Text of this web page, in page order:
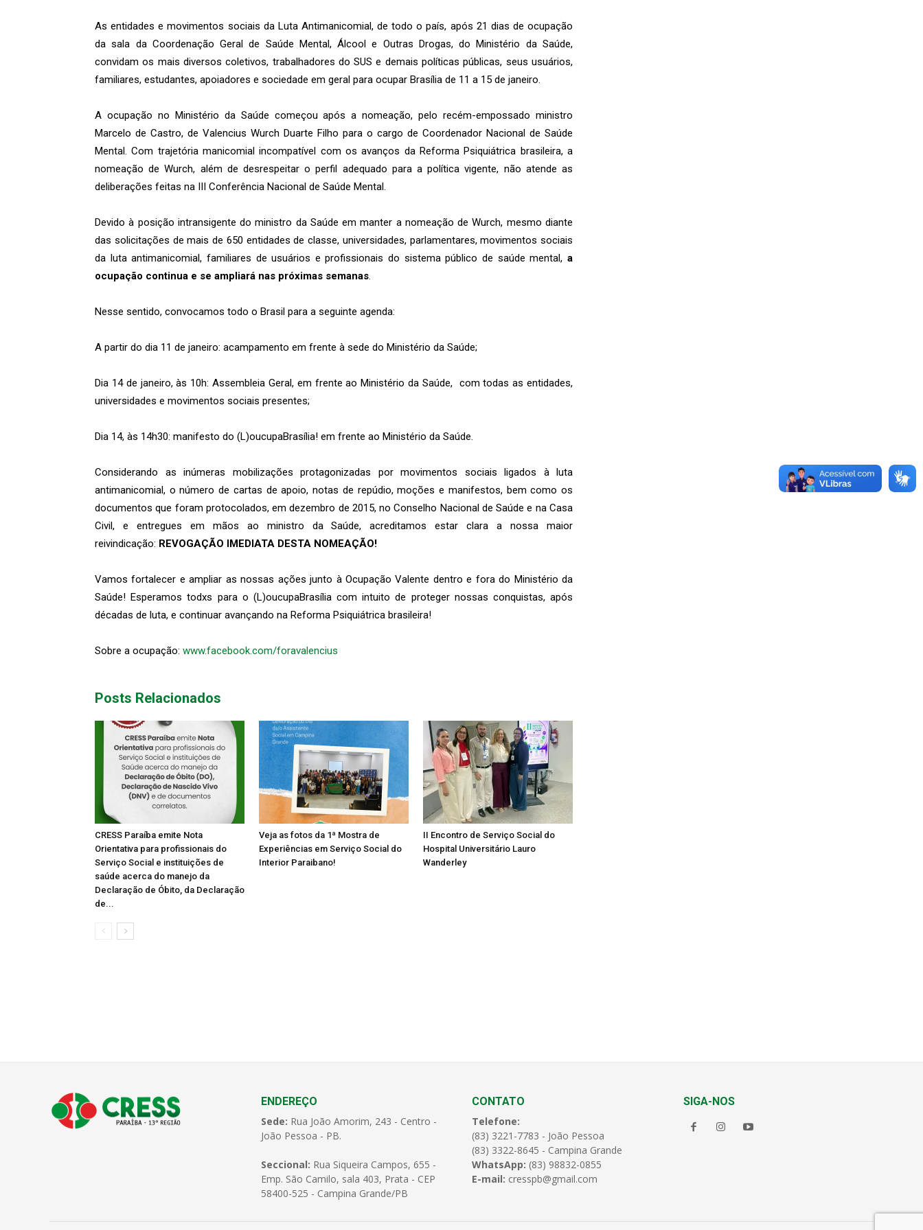
As entidades e movimentos sociais da Luta Antimanicomial, de todo o país, após 21 dias de ocupação
da sala da Coordenação Geral de Saúde Mental, Álcool e Outras Drogas, do Ministério da Saúde,
convidam os mais diversos coletivos, trabalhadores do SUS e demais políticas públicas, seus usuários,
familiares, estudantes, apoiadores e sociedade em geral para ocupar Brasília de 11 a 15 de janeiro.
A ocupação no Ministério da Saúde começou após a nomeação, pelo recém-empossado ministro
Marcelo de Castro, de Valencius Wurch Duarte Filho para o cargo de Coordenador Nacional de Saúde
Mental. Com trajetória manicomial incompatível com os avanços da Reforma Psiquiátrica brasileira, a
nomeação de Wurch, além de desrespeitar o perfil adequado para a política vigente, não atende as
deliberações feitas na III Conferência Nacional de Saúde Mental.
Devido à posição intransigente do ministro da Saúde em manter a nomeação de Wurch, mesmo diante
das solicitações de mais de 650 entidades de classe, universidades, parlamentares, movimentos sociais
da luta antimanicomial, familiares de usuários e profissionais do sistema público de saúde mental, a
ocupação continua e se ampliará nas próximas semanas.
Nesse sentido, convocamos todo o Brasil para a seguinte agenda:
A partir do dia 11 de janeiro: acampamento em frente à sede do Ministério da Saúde;
Dia 14 de janeiro, às 10h: Assembleia Geral, em frente ao Ministério da Saúde, com todas as entidades,
universidades e movimentos sociais presentes;
Dia 14, às 14h30: manifesto do (L)oucupaBrasília! em frente ao Ministério da Saúde.
Considerando as inúmeras mobilizações protagonizadas por movimentos sociais ligados à luta
antimanicomial, o número de cartas de apoio, notas de repúdio, moções e manifestos, bem como os
documentos que foram protocolados, em dezembro de 2015, no Conselho Nacional de Saúde e na Casa
Civil, e entregues em mãos ao ministro da Saúde, acreditamos estar clara a nossa maior
reivindicação: REVOGAÇÃO IMEDIATA DESTA NOMEAÇÃO!
Vamos fortalecer e ampliar as nossas ações junto à Ocupação Valente dentro e fora do Ministério da
Saúde! Esperamos todxs para o (L)oucupaBrasília com intuito de proteger nossas conquistas, após
décadas de luta, e continuar avançando na Reforma Psiquiátrica brasileira!
Sobre a ocupação: www.facebook.com/foravalencius
Posts Relacionados
CRESS Paraíba emite Nota
Orientativa para profissionais do
Serviço Social e instituições de
saúde acerca do manejo da
Declaração de Óbito, da Declaração
de...
Veja as fotos da 1ª Mostra de
Experiências em Serviço Social do
Interior Paraibano!
II Encontro de Serviço Social do
Hospital Universitário Lauro
Wanderley
ENDEREÇO
Sede: Rua João Amorim, 243 - Centro -
João Pessoa - PB.
Seccional: Rua Siqueira Campos, 655 -
Emp. São Camilo, sala 403, Prata - CEP
58400-525 - Campina Grande/PB
CONTATO
Telefone:
(83) 3221-7783 - João Pessoa
(83) 3322-8645 - Campina Grande
WhatsApp: (83) 98832-0855
E-mail: cresspb@gmail.com
SIGA-NOS